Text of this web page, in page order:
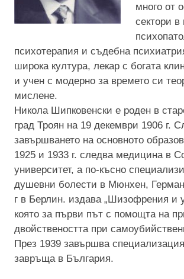
много от
сектори в
психотерапия и съдебна
широка култура, лекар с богата
и учен с модерно за времето си
мислене.
Никола Шипковенски е роден в
град Троян на 19 декември 1906 г.
завършването на основното
1925 и 1933 г. следва медицина в
университет, а по-късно
душевни болести в Мюнхен,
г в Берлин. издава „Шизофрения и
която за първи път с помощта на
двойствеността при
През 1939 завършва
завръща в България.